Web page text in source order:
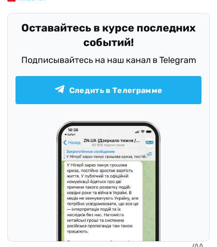
Оставайтесь в курсе последних
событий!
Подписывайтесь на наш канал в Telegram
Следить в Телеграмме